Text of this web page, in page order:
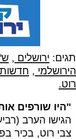
תגים: ירושלים ,
הירושלמי , חדשות
רוט.
"היו שורפים
הגישו הערב
צבי רוט, בכיר